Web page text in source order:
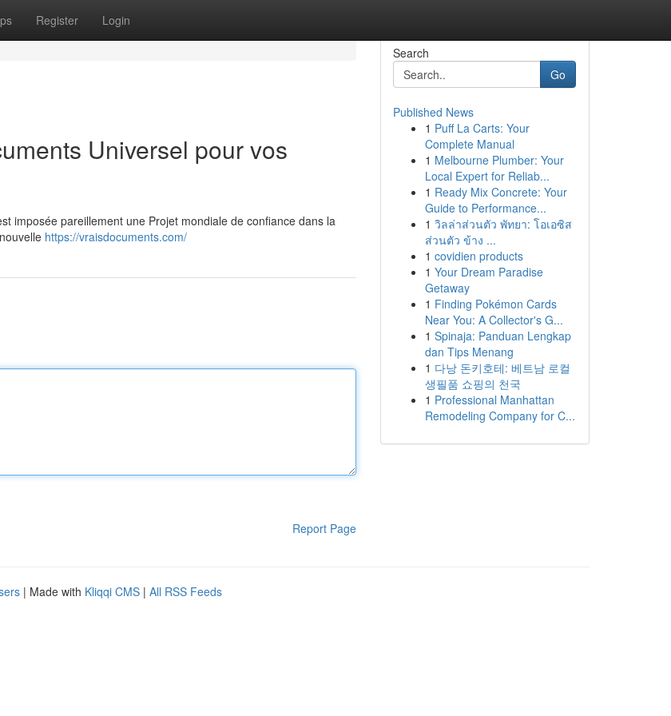
Register Login
Universel pour vos
imposée pareillement une Projet mondiale de confiance dans la
https://vraisdocuments.com/
Report Page
Search
Go
Published News
1 Puff La Carts: Your
Complete Manual
1 Melbourne Plumber: Your
Local Expert for Reliab...
1 Ready Mix Concrete: Your
Guide to Performance...
1 วิลล่าส่วนตัว พัทยา: โอเอซิส
ส่วนตัว ข้าง ...
1 covidien products
1 Your Dream Paradise
Getaway
1 Finding Pokémon Cards
Near You: A Collector's G...
1 Spinaja: Panduan Lengkap
dan Tips Menang
1 다낭 돈키호테: 베트남 로컬
생필품 쇼핑의 천국
1 Professional Manhattan
Remodeling Company for C...
| Made with Kliqqi CMS | All RSS Feeds